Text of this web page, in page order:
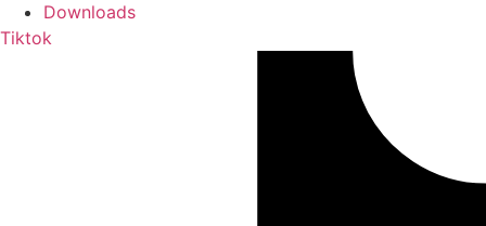
Downloads
Tiktok